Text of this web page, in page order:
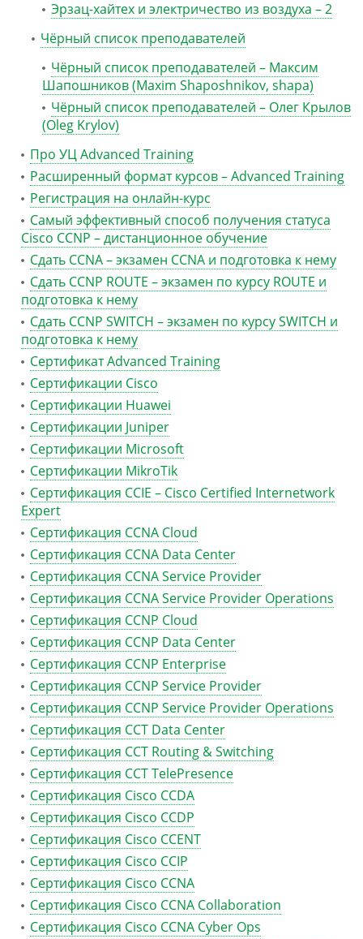
Эрзац-хайтех и электричество из воздуха – 2
Чёрный список преподавателей
Чёрный список преподавателей – Максим
Шапошников (Maxim Shaposhnikov, shapa)
Чёрный список преподавателей – Олег Крылов
(Oleg Krylov)
Про УЦ Advanced Training
Расширенный формат курсов – Advanced Training
Регистрация на онлайн-курс
Самый эффективный способ получения статуса
Cisco CCNP – дистанционное обучение
Сдать CCNA – экзамен CCNA и подготовка к нему
Сдать CCNP ROUTE – экзамен по курсу ROUTE и
подготовка к нему
Сдать CCNP SWITCH – экзамен по курсу SWITCH и
подготовка к нему
Сертификат Advanced Training
Сертификации Cisco
Сертификации Huawei
Сертификации Juniper
Сертификации Microsoft
Сертификации MikroTik
Сертификация CCIE – Cisco Certified Internetwork
Expert
Сертификация CCNA Cloud
Сертификация CCNA Data Center
Сертификация CCNA Service Provider
Сертификация CCNA Service Provider Operations
Сертификация CCNP Cloud
Сертификация CCNP Data Center
Сертификация CCNP Enterprise
Сертификация CCNP Service Provider
Сертификация CCNP Service Provider Operations
Сертификация CCT Data Center
Сертификация CCT Routing & Switching
Сертификация CCT TelePresence
Сертификация Cisco CCDA
Сертификация Cisco CCDP
Сертификация Cisco CCENT
Сертификация Cisco CCIP
Сертификация Cisco CCNA
Сертификация Cisco CCNA Collaboration
Сертификация Cisco CCNA Cyber Ops